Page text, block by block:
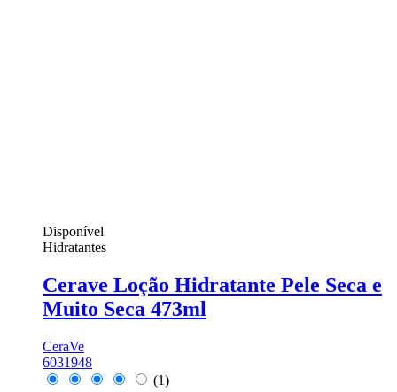
Disponível
Hidratantes
Cerave Loção Hidratante Pele Seca e
Muito Seca 473ml
CeraVe
6031948
(1)